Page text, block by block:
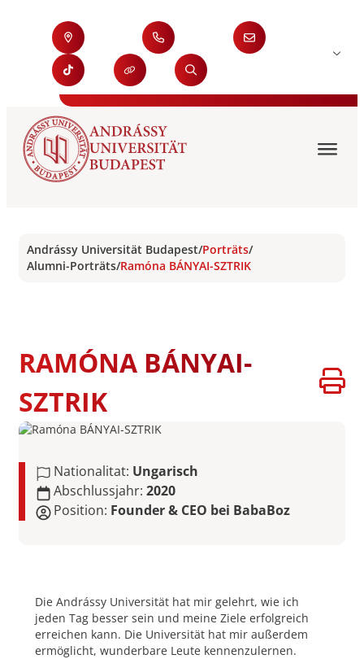
Andrássy Universität Budapest/Porträts/
Alumni-Porträts/Ramóna BÁNYAI-SZTRIK
RAMÓNA BÁNYAI-
SZTRIK
Nationalitat: Ungarisch
Abschlussjahr: 2020
Position: Founder & CEO bei BabaBoz
Die Andrássy Universität hat mir gelehrt, wie ich
jeden Tag besser sein und meine Ziele erfolgreich
erreichen kann. Die Universität hat mir außerdem
ermöglicht, wunderbare Leute kennenzulernen.